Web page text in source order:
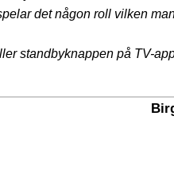
det någon roll vilken
standbyknappen på TV-